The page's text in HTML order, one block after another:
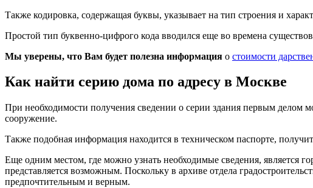
Также кодировка, содержащая буквы, указывает на тип строения и
Простой тип буквенно-цифрого кода вводился еще во времена
Мы уверены, что Вам будет полезна информация о стоимости
Как найти серию дома по адресу в Москве
При необходимости получения сведении о серии здания первым
сооружение.
Также подобная информация находится в техническом паспорте,
Еще одним местом, где можно узнать необходимые сведения, является
представляется возможным. Поскольку в архиве отдела
предпочтительным и верным.